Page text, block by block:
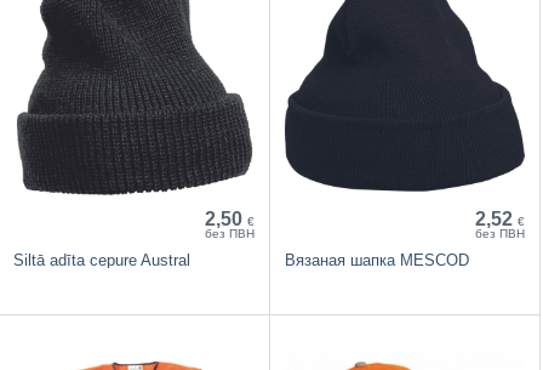
2,50 €
без ПВН
Siltā adīta cepure Austral
2,52 €
без ПВН
Вязаная шапка MESCOD